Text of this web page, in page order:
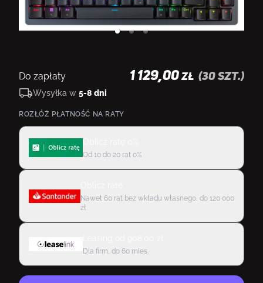
Do zapłaty 1 129,00 ZŁ (30 szt.)
Wysyłka w 5-8 dni
ROZŁÓŻ PŁATNOŚĆ NA RATY
Od 10 do 20 rat 0%
Nawet 60 rat bez wkładu własnego, do 120 000
zł
Dla firm, do 60 mies.